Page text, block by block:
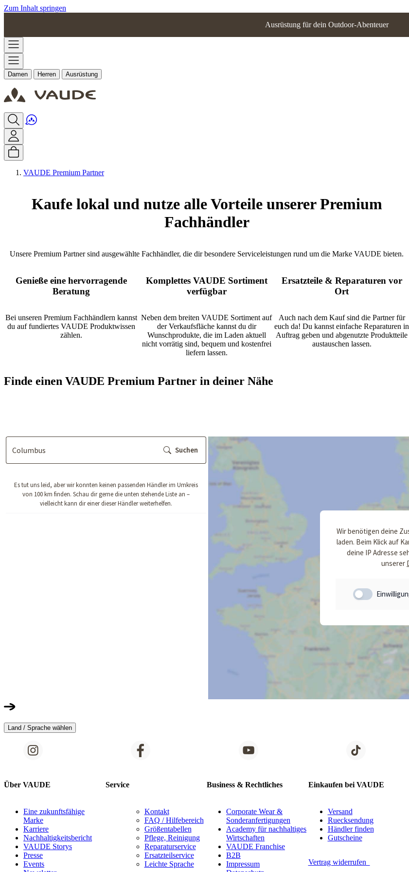
Zum Inhalt springen
Ausrüstung für dein Outdoor-Abenteuer
Damen Herren Ausrüstung
VAUDE Premium Partner
Kaufe lokal und nutze alle Vorteile unserer Premium
Fachhändler
Unsere Premium Partner sind ausgewählte Fachhändler, die dir besondere Serviceleistungen rund um die Marke VAUDE bieten.
Genieße eine hervorragende
Beratung
Bei unseren Premium Fachhändlern kannst
du auf fundiertes VAUDE Produktwissen
zählen.
Komplettes VAUDE Sortiment
verfügbar
Neben dem breiten VAUDE Sortiment auf
der Verkaufsfläche kannst du dir
Wunschprodukte, die im Laden aktuell
nicht vorrätig sind, bequem und kostenfrei
liefern lassen.
Ersatzteile & Reparaturen vor
Ort
Auch nach dem Kauf sind die Partner für
euch da! Du kannst einfache Reparaturen in
Auftrag geben und abgenutzte Produktteile
austauschen lassen.
Finde einen VAUDE Premium Partner in deiner Nähe
Land / Sprache wählen
Über VAUDE
Eine zukunftsfähige
Marke
Karriere
Nachhaltigkeitsbericht
VAUDE Storys
Presse
Events
Service
Kontakt
FAQ / Hilfebereich
Größentabellen
Pflege, Reinigung
Reparaturservice
Ersatzteilservice
Leichte Sprache
Business & Rechtliches
Corporate Wear &
Sonderanfertigungen
Academy für nachhaltiges
Wirtschaften
VAUDE Franchise
B2B
Impressum
Einkaufen bei VAUDE
Versand
Ruecksendung
Händler finden
Gutscheine
Vertrag widerrufen